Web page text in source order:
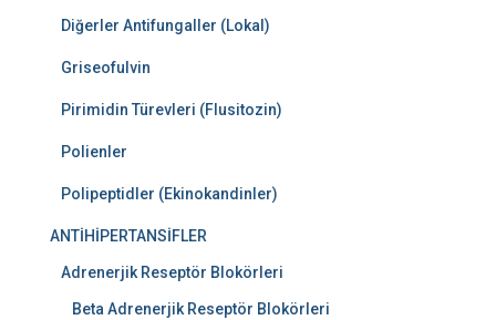
Diğerler Antifungaller (Lokal)
Griseofulvin
Pirimidin Türevleri (Flusitozin)
Polienler
Polipeptidler (Ekinokandinler)
ANTİHİPERTANSİFLER
Adrenerjik Reseptör Blokörleri
Beta Adrenerjik Reseptör Blokörleri